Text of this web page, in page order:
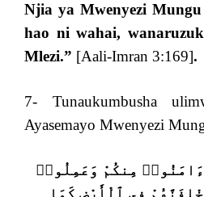
Njia ya Mwenyezi
hao ni wahai,
Mlezi.” [Aali-Imran 3:169].
7- Tunaukumbusha
Ayasemayo Mwenyezi
ءَامَنُوا۟ مِنكُمْ وَعَمِلُوا۟